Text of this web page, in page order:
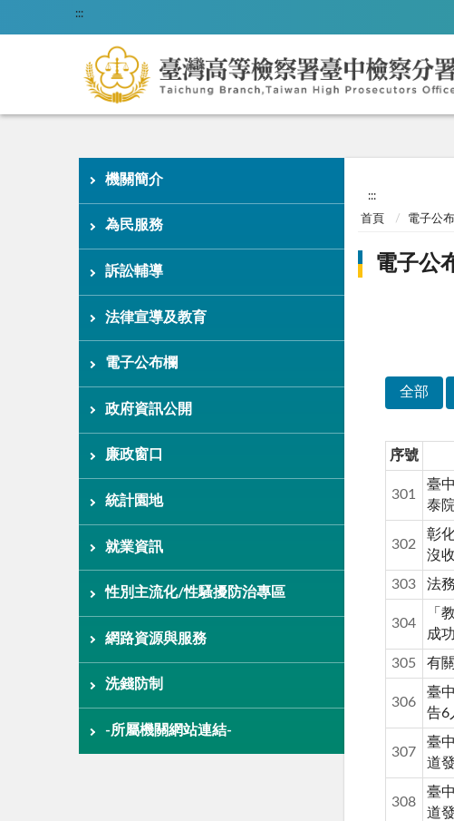
:::
機關簡介
為民服務
訴訟輔導
法律宣導及教育
電子公布欄
政府資訊公開
廉政窗口
統計園地
就業資訊
性別主流化/性騷擾防治專區
網路資源與服務
洗錢防制
-所屬機關網站連結-
:::
首頁 電子公
電子公
全部
序號
301
臺
泰
302
彰
沒
303 法
304
「
成
305 有
306
臺
告6
307
臺
道
308
臺
道